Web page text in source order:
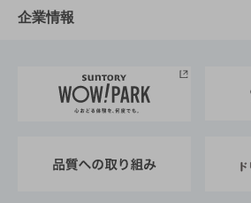
栄養成分一覧
工場見学
地域情報
サントリーホール
サントリーサンバーズ大阪
サステナビリティTOP
サントリーが考えるサステナビ
企業情報
企業概要